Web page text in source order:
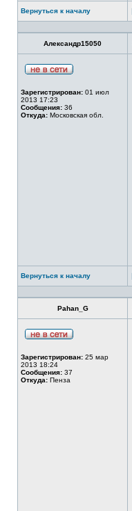
Вернуться к началу
Александр15050
Зарегистрирован: 01 июл
2013 17:23
Сообщения: 36
Откуда: Московская обл.
Вернуться к началу
Pahan_G
Зарегистрирован: 25 мар
2013 18:24
Сообщения: 37
Откуда: Пенза